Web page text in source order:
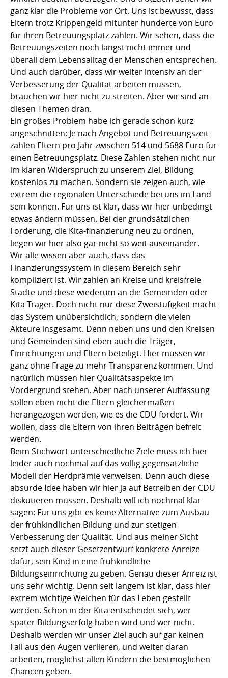
ganz klar die Probleme vor Ort. Uns ist bewusst, dass
Eltern trotz Krippengeld mitunter hunderte von Euro
für ihren Betreuungsplatz zahlen. Wir sehen, dass die
Betreuungszeiten noch längst nicht immer und
überall dem Lebensalltag der Menschen entsprechen.
Und auch darüber, dass wir weiter intensiv an der
Verbesserung der Qualität arbeiten müssen,
brauchen wir hier nicht zu streiten. Aber wir sind an
diesen Themen dran.
Ein großes Problem habe ich gerade schon kurz
angeschnitten: Je nach Angebot und Betreuungszeit
zahlen Eltern pro Jahr zwischen 514 und 5688 Euro für
einen Betreuungsplatz. Diese Zahlen stehen nicht nur
im klaren Widerspruch zu unserem Ziel, Bildung
kostenlos zu machen. Sondern sie zeigen auch, wie
extrem die regionalen Unterschiede bei uns im Land
sein können. Für uns ist klar, dass wir hier unbedingt
etwas ändern müssen. Bei der grundsätzlichen
Forderung, die Kita-finanzierung neu zu ordnen,
liegen wir hier also gar nicht so weit auseinander.
Wir alle wissen aber auch, dass das
Finanzierungssystem in diesem Bereich sehr
kompliziert ist. Wir zahlen an Kreise und kreisfreie
Städte und diese wiederum an die Gemeinden oder
Kita-Träger. Doch nicht nur diese Zweistufigkeit macht
das System unübersichtlich, sondern die vielen
Akteure insgesamt. Denn neben uns und den Kreisen
und Gemeinden sind eben auch die Träger,
Einrichtungen und Eltern beteiligt. Hier müssen wir
ganz ohne Frage zu mehr Transparenz kommen. Und
natürlich müssen hier Qualitätsaspekte im
Vordergrund stehen. Aber nach unserer Auffassung
sollen eben nicht die Eltern gleichermaßen
herangezogen werden, wie es die CDU fordert. Wir
wollen, dass die Eltern von ihren Beiträgen befreit
werden.
Beim Stichwort unterschiedliche Ziele muss ich hier
leider auch nochmal auf das völlig gegensätzliche
Modell der Herdprämie verweisen. Denn auch diese
absurde Idee haben wir hier ja auf Betreiben der CDU
diskutieren müssen. Deshalb will ich nochmal klar
sagen: Für uns gibt es keine Alternative zum Ausbau
der frühkindlichen Bildung und zur stetigen
Verbesserung der Qualität. Und aus meiner Sicht
setzt auch dieser Gesetzentwurf konkrete Anreize
dafür, sein Kind in eine frühkindliche
Bildungseinrichtung zu geben. Genau dieser Anreiz ist
uns sehr wichtig. Denn seit langem ist klar, dass hier
extrem wichtige Weichen für das Leben gestellt
werden. Schon in der Kita entscheidet sich, wer
später Bildungserfolg haben wird und wer nicht.
Deshalb werden wir unser Ziel auch auf gar keinen
Fall aus den Augen verlieren, und weiter daran
arbeiten, möglichst allen Kindern die bestmöglichen
Chancen geben.